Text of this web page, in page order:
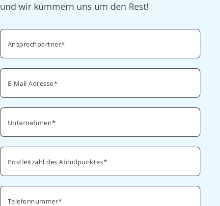
und wir kümmern uns um den Rest!
Ansprechpartner
E-Mail Adresse
Unternehmen
Postleitzahl des Abholpunktes
Telefonnummer